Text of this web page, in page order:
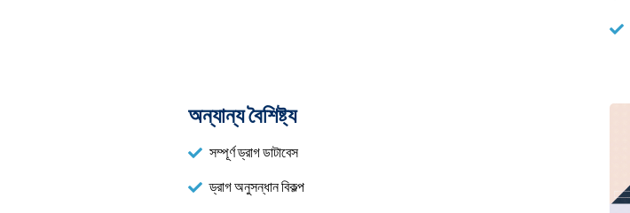
অন্যান্য বৈশিষ্ট্য
সম্পূর্ণ ড্রাগ ডাটাবেস
ড্রাগ অনুসন্ধান বিকল্প